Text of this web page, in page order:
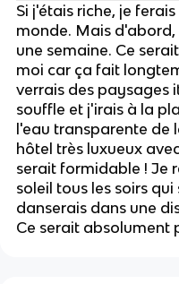
Si j'étais riche, je
monde. Mais
une semaine. Ce
moi car ça fait
verrais des paysages
souffle et j'irais à la
l'eau transparente de
hôtel très luxueux
serait formidable ! Je
soleil tous les soirs
danserais dans une
Ce serait absolument